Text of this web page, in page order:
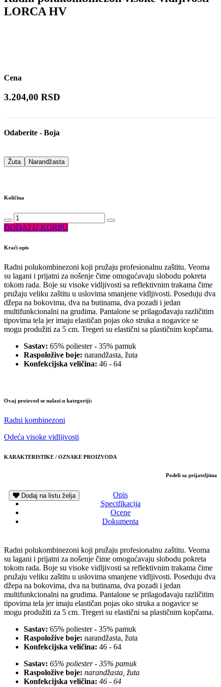
LORCA HV
Cena
3.204,00 RSD
Odaberite - Boja
Žuta Narandžasta
Količina
DODAJ U KORPU
Kraći opis
Radni polukombinezoni koji pružaju profesionalnu zaštitu. Veoma
su lagani i prijatni za nošenje čime omogućavaju slobodu pokreta
tokom rada. Boje su visoke vidljivosti sa reflektivnim trakama čime
pružaju veliku zaštitu u uslovima smanjene vidljivosti. Poseduju dva
džepa na bokovima, dva na butinama, dva pozadi i jedan
multifunkcionalni na grudima. Pantalone se prilagođavaju različitim
tipovima tela jer imaju elastičan pojas oko struka a nogavice se
mogu produžiti za 5 cm. Tregeri su elastični sa plastičnim kopčama.
Sastav: 65% poliester - 35% pamuk
Raspoložive boje: narandžasta, žuta
Konfekcijska veličina: 46 - 64
Ovaj proizvod se nalazi u kategoriji:
Radni kombinezoni
Odeća visoke vidljivosti
KARAKTERISTIKE / OZNAKE PROIZVODA
Podeli sa prijateljima
Dodaj na listu želja
Opis
Specifikacija
Ocene
Dokumenta
Radni polukombinezoni koji pružaju profesionalnu zaštitu. Veoma
su lagani i prijatni za nošenje čime omogućavaju slobodu pokreta
tokom rada. Boje su visoke vidljivosti sa reflektivnim trakama čime
pružaju veliku zaštitu u uslovima smanjene vidljivosti. Poseduju dva
džepa na bokovima, dva na butinama, dva pozadi i jedan
multifunkcionalni na grudima. Pantalone se prilagođavaju različitim
tipovima tela jer imaju elastičan pojas oko struka a nogavice se
mogu produžiti za 5 cm. Tregeri su elastični sa plastičnim kopčama.
Sastav: 65% poliester - 35% pamuk
Raspoložive boje: narandžasta, žuta
Konfekcijska veličina: 46 - 64
Sastav: 65% poliester - 35% pamuk
Raspoložive boje: narandžasta, žuta
Konfekcijska veličina: 46 - 64